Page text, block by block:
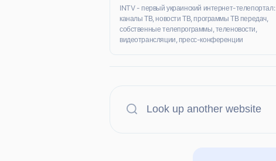
INTV - первый украинский интернет-телепортал:
каналы ТВ, новости ТВ, программы ТВ передач,
собственные телепрограммы, теленовости,
видеотрансляции, пресс-конференции